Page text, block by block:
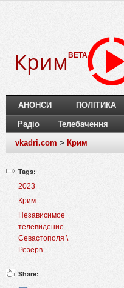
Крим BETA
АНОНСИ ПОЛІТИКА
Радіо Телебачення
vkadri.com > Крим
Tags:
2023
Крим
Независимое
телевидение
Севастополя \
Резерв
Share: